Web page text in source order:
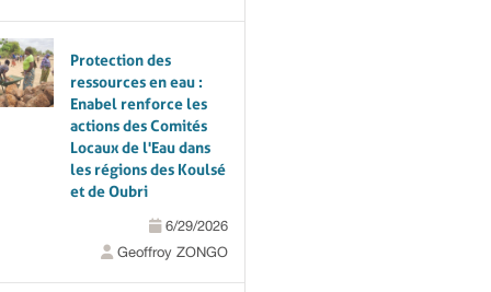
Protection des
ressources en eau :
Enabel renforce les
actions des Comités
Locaux de l'Eau dans
les régions des Koulsé
et de Oubri
6/29/2026
Geoffroy ZONGO